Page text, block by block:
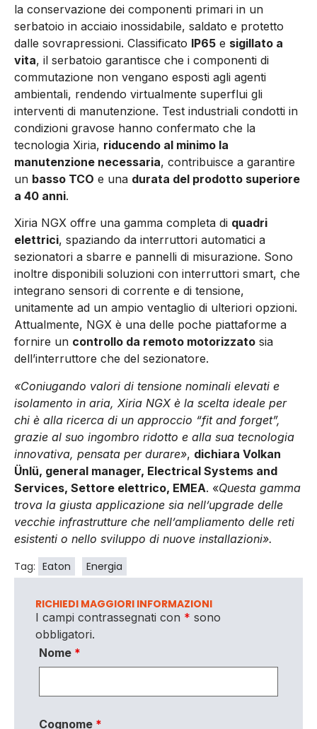
la conservazione dei componenti primari in un
serbatoio in acciaio inossidabile, saldato e protetto
dalle sovrapressioni. Classificato IP65 e sigillato a
vita, il serbatoio garantisce che i componenti di
commutazione non vengano esposti agli agenti
ambientali, rendendo virtualmente superflui gli
interventi di manutenzione. Test industriali condotti in
condizioni gravose hanno confermato che la
tecnologia Xiria, riducendo al minimo la
manutenzione necessaria, contribuisce a garantire
un basso TCO e una durata del prodotto superiore
a 40 anni.
Xiria NGX offre una gamma completa di quadri
elettrici, spaziando da interruttori automatici a
sezionatori a sbarre e pannelli di misurazione. Sono
inoltre disponibili soluzioni con interruttori smart, che
integrano sensori di corrente e di tensione,
unitamente ad un ampio ventaglio di ulteriori opzioni.
Attualmente, NGX è una delle poche piattaforme a
fornire un controllo da remoto motorizzato sia
dell’interruttore che del sezionatore.
«Coniugando valori di tensione nominali elevati e
isolamento in aria, Xiria NGX è la scelta ideale per
chi è alla ricerca di un approccio “fit and forget”,
grazie al suo ingombro ridotto e alla sua tecnologia
innovativa, pensata per durare», dichiara Volkan
Ünlü, general manager, Electrical Systems and
Services, Settore elettrico, EMEA. «Questa gamma
trova la giusta applicazione sia nell’upgrade delle
vecchie infrastrutture che nell’ampliamento delle reti
esistenti o nello sviluppo di nuove installazioni».
Tag: Eaton Energia
RICHIEDI MAGGIORI INFORMAZIONI
I campi contrassegnati con * sono
obbligatori.
Nome *
Cognome *